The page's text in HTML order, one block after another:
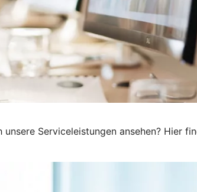
Serviceleistungen ansehen? Hier